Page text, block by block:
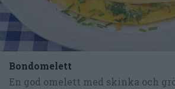
Bondomelett
En god omelett med skinka och